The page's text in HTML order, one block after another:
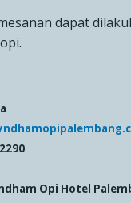
dapat
Opi Hotel